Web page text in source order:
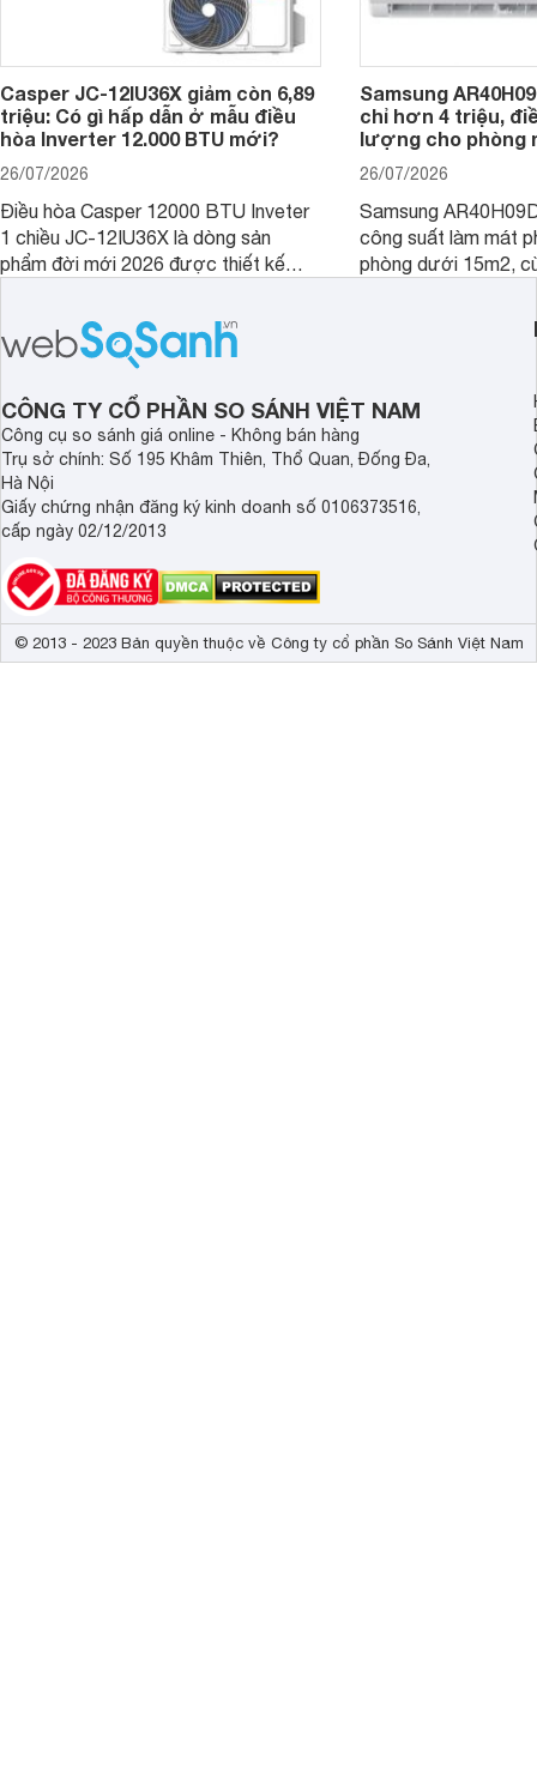
Casper JC-12IU36X giảm còn 6,89
triệu: Có gì hấp dẫn ở mẫu điều
hòa Inverter 12.000 BTU mới?
26/07/2026
Điều hòa Casper 12000 BTU Inveter
1 chiều JC-12IU36X là dòng sản
phẩm đời mới 2026 được thiết kế
sở hữu khả năng làm mát tốt mà còn
có giá bán rất hợp lý.
Samsung
chỉ hơn 4 triệu,
lượng cho phòng
26/07/2026
Samsung
công suất làm mát
phòng dưới 15m2,
phòng ngủ, phòng
CÔNG TY CỔ PHẦN SO SÁNH VIỆT NAM
Công cụ so sánh giá online - Không bán hàng
Trụ sở chính: Số 195 Khâm Thiên, Thổ Quan, Đống Đa,
Hà Nội
Giấy chứng nhận đăng ký kinh doanh số 0106373516,
cấp ngày 02/12/2013
© 2013 - 2023 Bản quyền thuộc về Công ty cổ phần So Sánh Việt Nam